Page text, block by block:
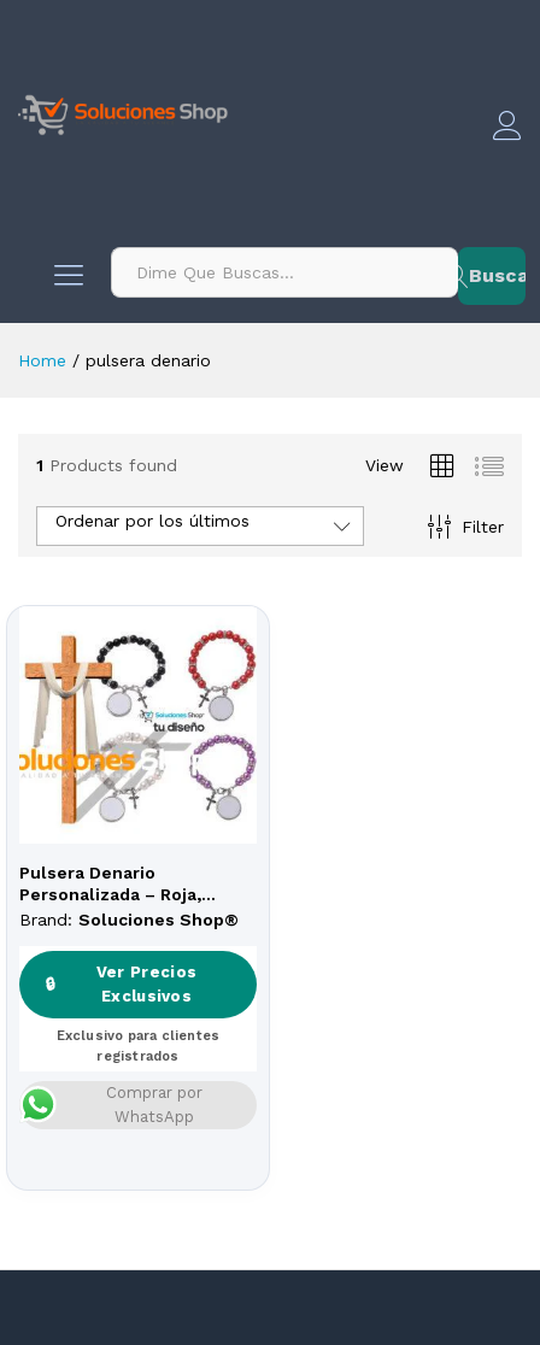
Buscar
Home / pulsera denario
1 Products found View
Filter
Ordenar por los últimos
Pulsera Denario
Personalizada – Roja,
Negra, Blanca o Morada
Brand: Soluciones Shop®
🔒
Ver Precios
Exclusivos
Exclusivo para clientes
registrados
Comprar por
WhatsApp